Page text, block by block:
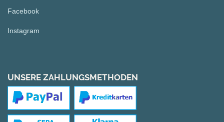
Facebook
Instagram
UNSERE ZAHLUNGSMETHODEN